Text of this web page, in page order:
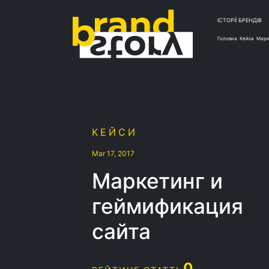
ІСТОРІЇ БРЕНДІВ
Головна Кейси
КЕЙСИ
Mar 17, 2017
Маркетинг и
геймификация
сайта